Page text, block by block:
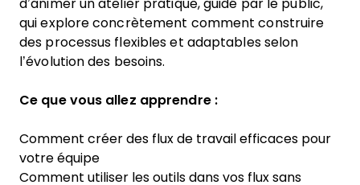
d’animer un atelier pratique, guidé par le public,
qui explore concrètement comment construire
des processus flexibles et adaptables selon
l’évolution des besoins.
Ce que vous allez apprendre :
Comment créer des flux de travail efficaces pour
votre équipe
Comment utiliser les outils dans vos flux sans